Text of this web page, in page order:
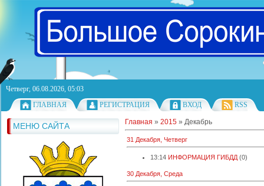
Четверг, 06.08.2026, 05:03
ГЛАВНАЯ
РЕГИСТРАЦИЯ ВХОД RSS
МЕНЮ САЙТА Главная » 2015 » Декабрь
31 Декабря, Четверг
13:14 ИНФОРМАЦИЯ ГИБДД (0)
30 Декабря, Среда